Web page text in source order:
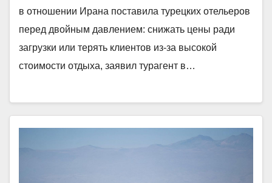
в отношении Ирана поставила турецких отельеров
перед двойным давлением: снижать цены ради
загрузки или терять клиентов из-за высокой
стоимости отдыха, заявил турагент в…